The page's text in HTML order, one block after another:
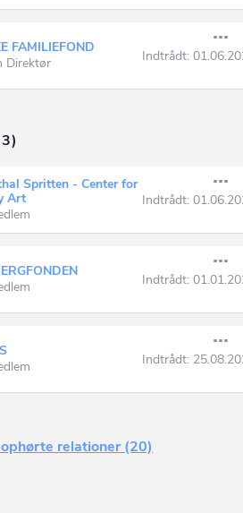
FAMILIEFOND
Direktør
Indtrådt:
Spritten - Center for
Art
Indtrådt:
Indtrådt:
Indtrådt:
relationer (20)